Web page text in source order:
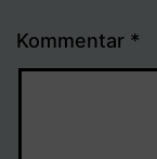
Kommentar *